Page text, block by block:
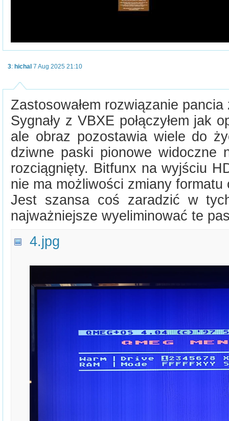
3: hichal 7 Aug 2025 21:10
Zastosowałem rozwiązanie
Sygnały z VBXE połączyłem jak
ale obraz pozostawia wiele do
dziwne paski pionowe widoczne
rozciągnięty. Bitfunx na wyjściu
nie ma możliwości zmiany formatu
Jest szansa coś zaradzić w
najważniejsze wyeliminować te
4.jpg